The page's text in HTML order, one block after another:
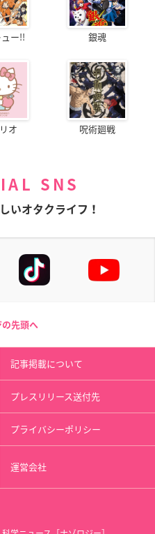
ー!! 銀魂
オ 呪術廻戦
SNS
いオタクライフ！
の先頭へ
記事掲載について
プレスリリース送付先
プライバシーポリシー
運営会社